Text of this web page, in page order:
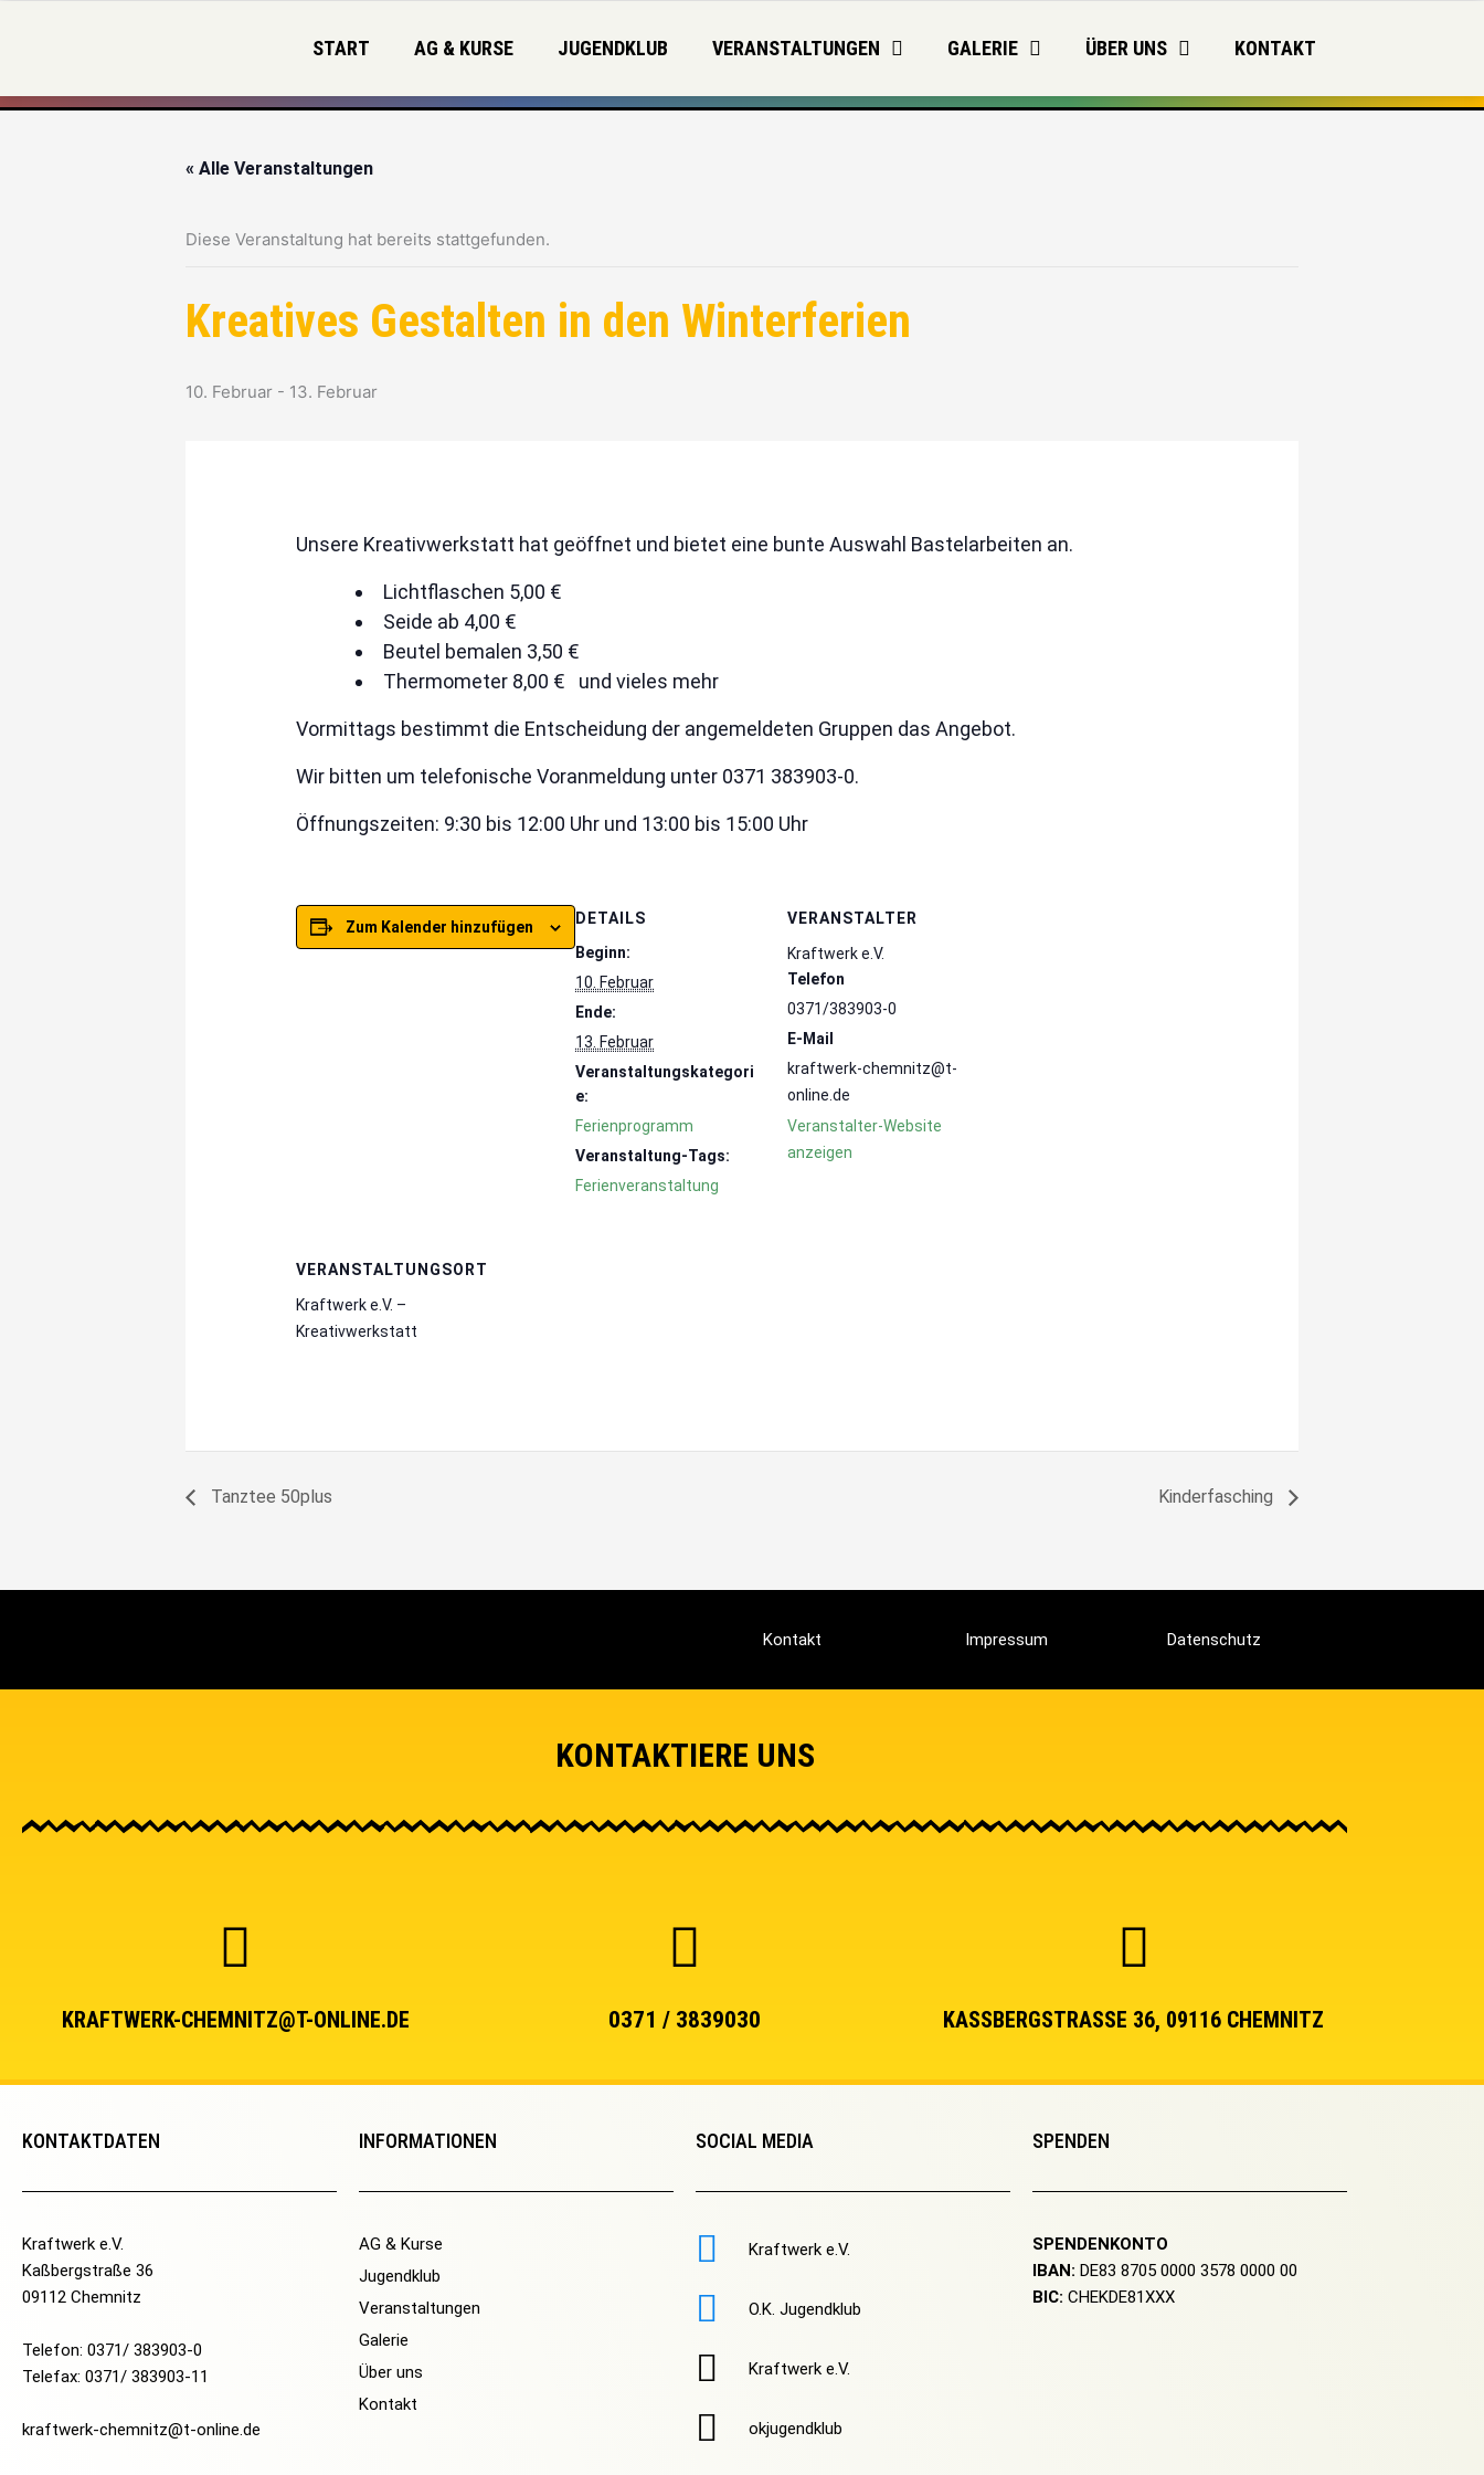
START AG & KURSE JUGENDKLUB VERANSTALTUNGEN GALERIE ÜBER UNS KONTAKT
« Alle Veranstaltungen
Diese Veranstaltung hat bereits stattgefunden.
Kreatives Gestalten in den Winterferien
10. Februar - 13. Februar
Unsere Kreativwerkstatt hat geöffnet und bietet eine bunte Auswahl Bastelarbeiten an.
Lichtflaschen 5,00 €
Seide ab 4,00 €
Beutel bemalen 3,50 €
Thermometer 8,00 € und vieles mehr
Vormittags bestimmt die Entscheidung der angemeldeten Gruppen das Angebot.
Wir bitten um telefonische Voranmeldung unter 0371 383903-0.
Öffnungszeiten: 9:30 bis 12:00 Uhr und 13:00 bis 15:00 Uhr
Zum Kalender hinzufügen
DETAILS
Beginn:
10. Februar
Ende:
13. Februar
Veranstaltungskategori
e:
Ferienprogramm
Veranstaltung-Tags:
Ferienveranstaltung
VERANSTALTER
Kraftwerk e.V.
Telefon
0371/383903-0
E-Mail
kraftwerk-chemnitz@t-
online.de
Veranstalter-Website
anzeigen
VERANSTALTUNGSORT
Kraftwerk e.V. –
Kreativwerkstatt
Tanztee 50plus Kinderfasching
Kontakt Impressum Datenschutz
KONTAKTIERE UNS
KRAFTWERK-CHEMNITZ@T-ONLINE.DE 0371 / 3839030 KASSBERGSTRASSE 36, 09116 CHEMNITZ
KONTAKTDATEN
Kraftwerk e.V.
Kaßbergstraße 36
09112 Chemnitz
Telefon: 0371/ 383903-0
Telefax: 0371/ 383903-11
kraftwerk-chemnitz@t-online.de
INFORMATIONEN
AG & Kurse
Jugendklub
Veranstaltungen
Galerie
Über uns
Kontakt
SOCIAL MEDIA
Kraftwerk e.V.
O.K. Jugendklub
Kraftwerk e.V.
okjugendklub
SPENDEN
SPENDENKONTO
IBAN: DE83 8705 0000 3578 0000 00
BIC: CHEKDE81XXX